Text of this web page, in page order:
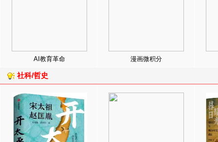
AI教育革命 漫画微积分
社科/哲史